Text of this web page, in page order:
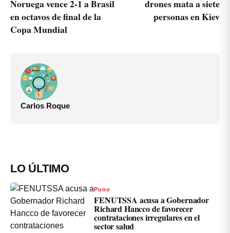
Noruega vence 2-1 a Brasil
en octavos de final de la
Copa Mundial
drones mata a siete
personas en Kiev
Carlos Roque
LO ÚLTIMO
Puno
FENUTSSA acusa a Gobernador
Richard Hancco de favorecer
contrataciones irregulares en el
sector salud